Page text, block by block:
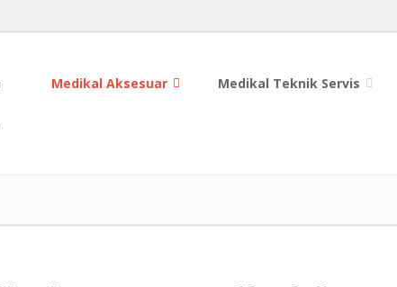
Medikal Aksesuar Medikal Teknik Servis